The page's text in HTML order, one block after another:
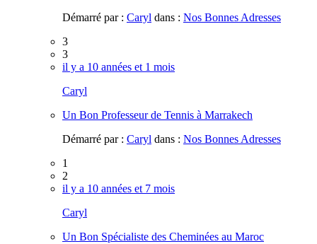
Démarré par : Caryl dans : Nos Bonnes Adresses
3
3
il y a 10 années et 1 mois
Caryl
Un Bon Professeur de Tennis à Marrakech
Démarré par : Caryl dans : Nos Bonnes Adresses
1
2
il y a 10 années et 7 mois
Caryl
Un Bon Spécialiste des Cheminées au Maroc